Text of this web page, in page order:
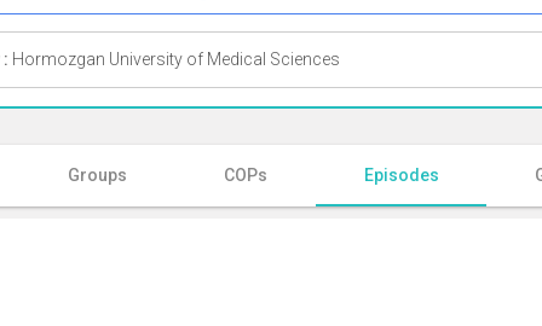
Hormozgan University of Medical Sciences
Groups COPs Episodes